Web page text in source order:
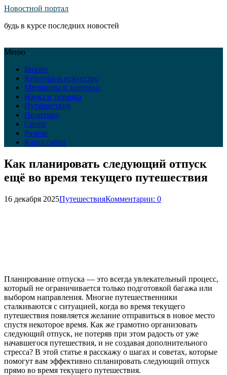
Новостной портал
будь в курсе последних новостей
Меню
Бизнес
Культура и искусство
Медицина и здоровье
Наука и техника
Путешествия
Политика
Спорт
Разное
Карта сайта
Как планировать следующий отпуск
ещё во время текущего путешествия
16 декабря 2025ПутешествияКомментарии: 0
Планирование отпуска — это всегда увлекательный процесс,
который не ограничивается только подготовкой багажа или
выбором направления. Многие путешественники
сталкиваются с ситуацией, когда во время текущего
путешествия появляется желание отправиться в новое место
спустя некоторое время. Как же грамотно организовать
следующий отпуск, не потеряв при этом радость от уже
начавшегося путешествия, и не создавая дополнительного
стресса? В этой статье я расскажу о шагах и советах, которые
помогут вам эффективно спланировать следующий отпуск
прямо во время текущего путешествия.